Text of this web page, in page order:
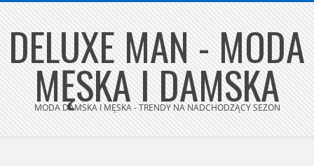
Skip
to
content
DELUXE MAN - MODA
MĘSKA I DAMSKA
MODA DAMSKA I MĘSKA - TRENDY NA NADCHODZĄCY SEZON